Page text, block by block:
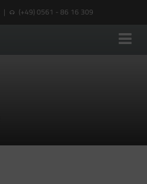
| (+49) 0561 - 86 16 309